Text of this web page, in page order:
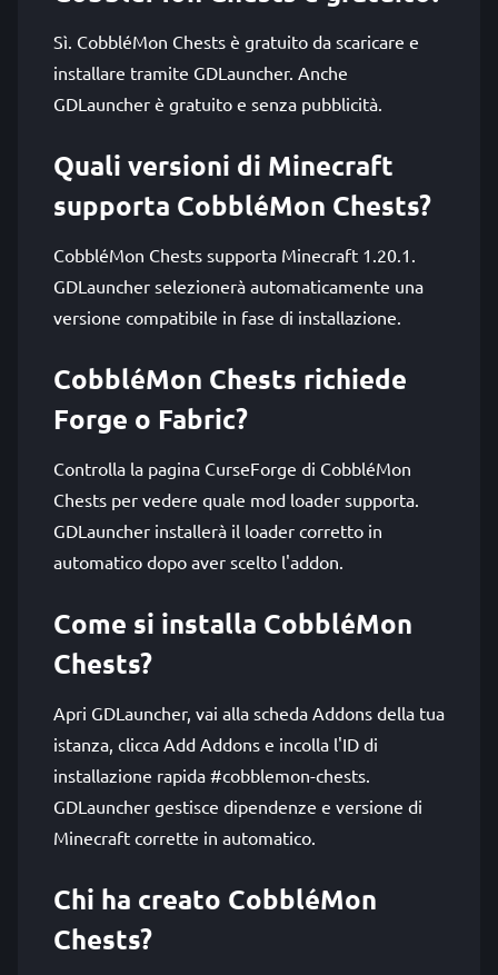
Sì. CobbléMon Chests è gratuito da scaricare e
installare tramite GDLauncher. Anche
GDLauncher è gratuito e senza pubblicità.
Quali versioni di Minecraft
supporta CobbléMon Chests?
CobbléMon Chests supporta Minecraft 1.20.1.
GDLauncher selezionerà automaticamente una
versione compatibile in fase di installazione.
CobbléMon Chests richiede
Forge o Fabric?
Controlla la pagina CurseForge di CobbléMon
Chests per vedere quale mod loader supporta.
GDLauncher installerà il loader corretto in
automatico dopo aver scelto l'addon.
Come si installa CobbléMon
Chests?
Apri GDLauncher, vai alla scheda Addons della tua
istanza, clicca Add Addons e incolla l'ID di
installazione rapida #cobblemon-chests.
GDLauncher gestisce dipendenze e versione di
Minecraft corrette in automatico.
Chi ha creato CobbléMon
Chests?